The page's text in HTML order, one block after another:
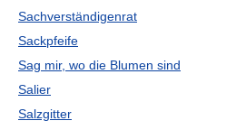
Sachverständigenrat
Sackpfeife
Sag mir, wo die Blumen sind
Salier
Salzgitter